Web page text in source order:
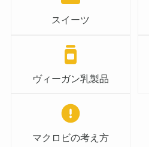
スイーツ
ヴィーガン乳製品
マクロビの考え方